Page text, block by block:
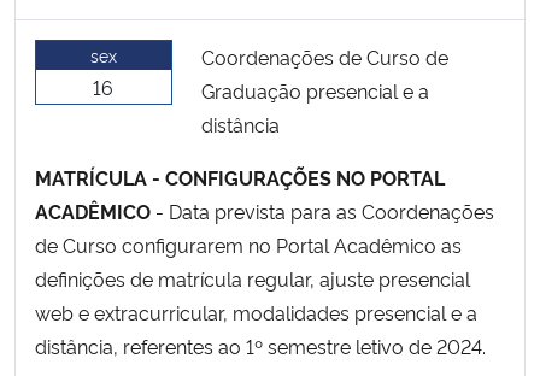
sex
16
Coordenações de Curso de
Graduação presencial e a
distância
MATRÍCULA - CONFIGURAÇÕES NO PORTAL
ACADÊMICO - Data prevista para as Coordenações
de Curso configurarem no Portal Acadêmico as
definições de matrícula regular, ajuste presencial
web e extracurricular, modalidades presencial e a
distância, referentes ao 1º semestre letivo de 2024.